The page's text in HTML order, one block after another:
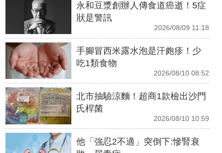
永和豆漿創辦人傳食道癌逝！5症
狀是警訊
2026/08/09 11:18
手腳冒西米露水泡是汗皰疹！少
吃1類食物
2026/08/10 08:52
北市抽驗涼麵！超商1款檢出沙門
氏桿菌
2026/08/10 10:59
他「強忍2不適」突倒下:慘腎衰